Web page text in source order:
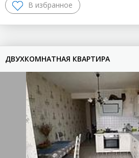
ДВУХКОМНАТНАЯ КВАРТИРА